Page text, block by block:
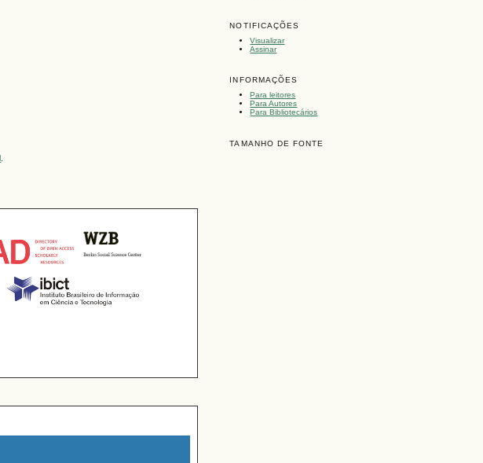
NOTIFICAÇÕES
Visualizar
Assinar
INFORMAÇÕES
Para leitores
Para Autores
Para Bibliotecários
TAMANHO DE FONTE